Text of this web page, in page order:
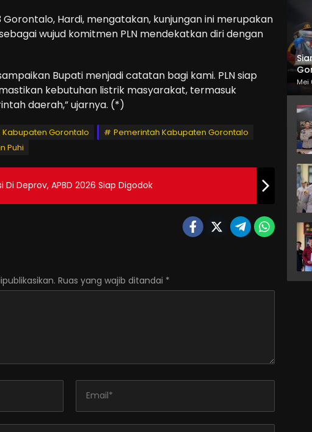
Hardi, mengatakan, kunjungan ini merupakan
wujud komitmen PLN mendekatkan diri dengan
Bupati menjadi catatan bagi kami. PLN siap
kebutuhan listrik masyarakat, termasuk
daerah,” ujarnya. (*)
Kabupaten Gorontalo
Pemerintah Kabupaten Gorontalo
Puhi
Diterima Seluruh Fraksi Di Deprov, APBD 2026 Siap Digodok
Ruas yang wajib ditandai *
Mei